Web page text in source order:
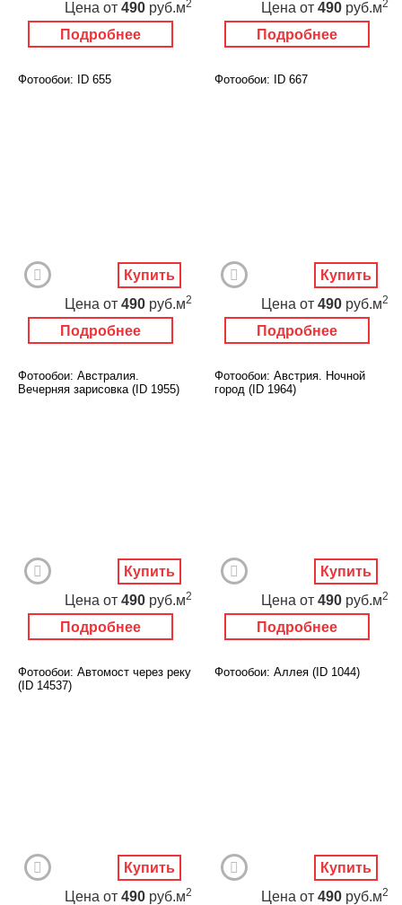
Подробнее
Цена от 490 руб.м2
Подробнее
Цена от 490 руб.м2
Фотообои: ID 655
Подробнее
Цена от 490 руб.м2
Купить
Фотообои: ID 667
Подробнее
Цена от 490 руб.м2
Купить
Фотообои: Австралия.
Вечерняя зарисовка (ID 1955)
Подробнее
Цена от 490 руб.м2
Купить
Фотообои: Австрия. Ночной
город (ID 1964)
Подробнее
Цена от 490 руб.м2
Купить
Фотообои: Автомост через реку
(ID 14537)
Цена от 490 руб.м2
Купить
Фотообои: Аллея (ID 1044)
Цена от 490 руб.м2
Купить